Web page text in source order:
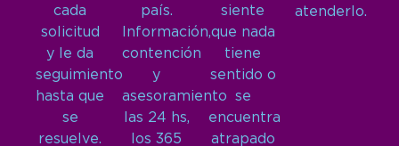
cada
solicitud
y le da
seguimiento
hasta que
se
resuelve.
país.
Información,
contención
y
asesoramiento
las 24 hs,
los 365
siente
que nada
tiene
sentido o
se
encuentra
atrapado
atenderlo.